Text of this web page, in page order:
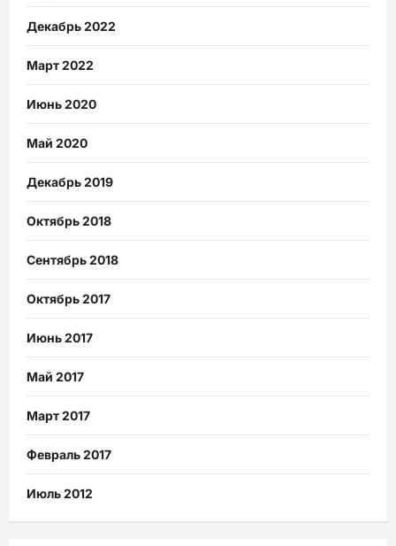
Декабрь 2022
Март 2022
Июнь 2020
Май 2020
Декабрь 2019
Октябрь 2018
Сентябрь 2018
Октябрь 2017
Июнь 2017
Май 2017
Март 2017
Февраль 2017
Июль 2012